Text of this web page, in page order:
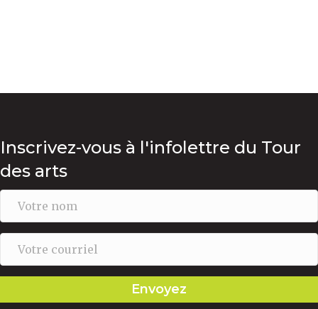
Inscrivez-vous à l'infolettre du Tour
des arts
Envoyez